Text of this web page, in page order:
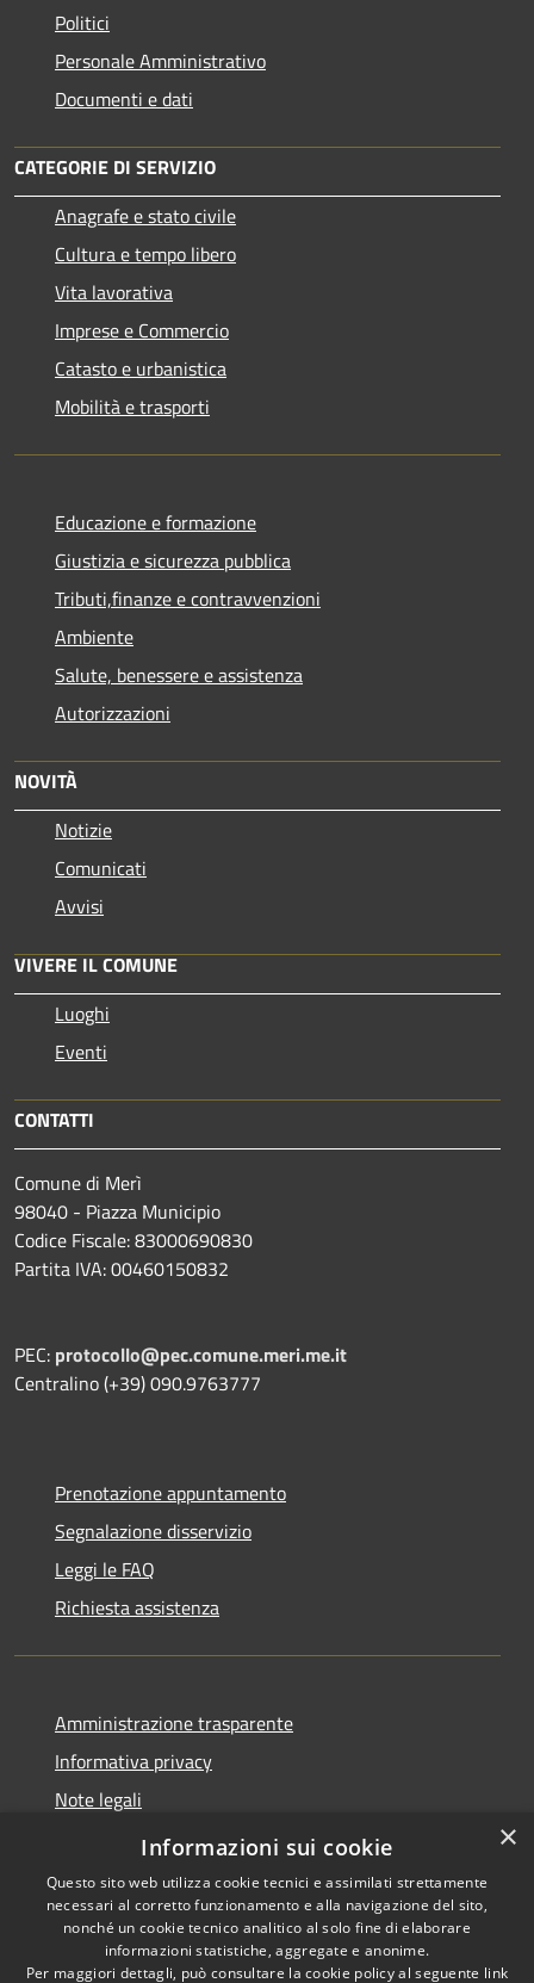
Politici
Personale Amministrativo
Documenti e dati
CATEGORIE DI SERVIZIO
Anagrafe e stato civile
Cultura e tempo libero
Vita lavorativa
Imprese e Commercio
Catasto e urbanistica
Mobilità e trasporti
Educazione e formazione
Giustizia e sicurezza pubblica
Tributi,finanze e contravvenzioni
Ambiente
Salute, benessere e assistenza
Autorizzazioni
NOVITÀ
Notizie
Comunicati
Avvisi
VIVERE IL COMUNE
Luoghi
Eventi
CONTATTI
Comune di Merì
98040 - Piazza Municipio
Codice Fiscale: 83000690830
Partita IVA: 00460150832
PEC: protocollo@pec.comune.meri.me.it
Centralino (+39) 090.9763777
Prenotazione appuntamento
Segnalazione disservizio
Leggi le FAQ
Richiesta assistenza
Amministrazione trasparente
Informativa privacy
Note legali
Dichiarazione di accessibilità
Copyright © 2026 • Comune di
×
Informazioni sui cookie
Questo sito web utilizza cookie tecnici e assimilati strettamente
necessari al corretto funzionamento e alla navigazione del sito,
nonché un cookie tecnico analitico al solo fine di elaborare
informazioni statistiche, aggregate e anonime.
Per maggiori dettagli, può consultare la cookie policy al seguente link